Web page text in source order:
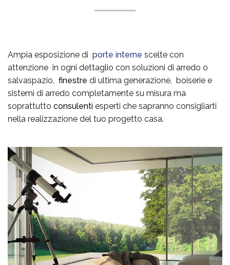
Ampia esposizione di porte interne scelte con
attenzione in ogni dettaglio con soluzioni di arredo o
salvaspazio, finestre di ultima generazione, boiserie e
sistemi di arredo completamente su misura ma
soprattutto consulenti esperti che sapranno consigliarti
nella realizzazione del tuo progetto casa.